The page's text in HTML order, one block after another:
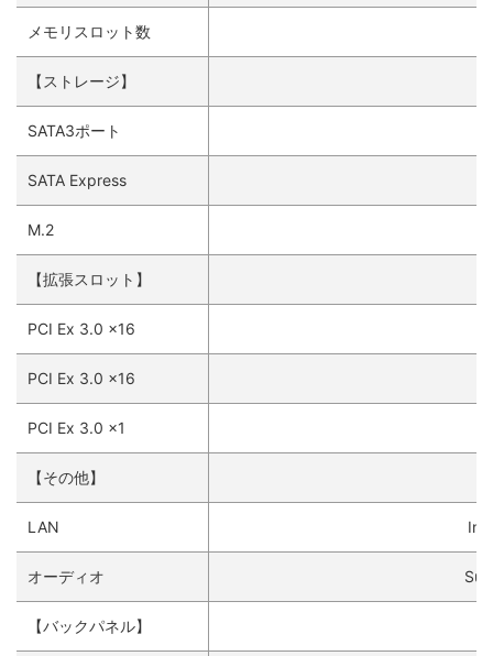
メモリスロット数
【ストレージ】
SATA3ポート
SATA Express
M.2
【拡張スロット】
PCI Ex 3.0 x16
PCI Ex 3.0 x16
PCI Ex 3.0 x1
【その他】
LAN
オーディオ
【バックパネル】